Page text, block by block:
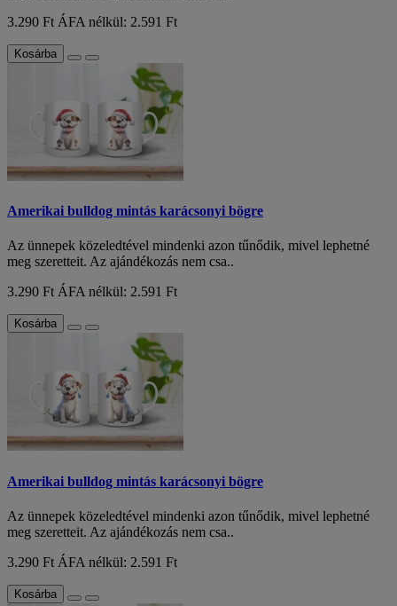
3.290 Ft ÁFA nélkül: 2.591 Ft
Kosárba
Amerikai bulldog mintás karácsonyi bögre
Az ünnepek közeledtével mindenki azon tűnődik, mivel lephetné
meg szeretteit. Az ajándékozás nem csa..
3.290 FtÁFA nélkül: 2.591 Ft
Kosárba
Amerikai bulldog mintás karácsonyi bögre
Az ünnepek közeledtével mindenki azon tűnődik, mivel lephetné
meg szeretteit. Az ajándékozás nem csa..
3.290 Ft ÁFA nélkül: 2.591 Ft
Kosárba